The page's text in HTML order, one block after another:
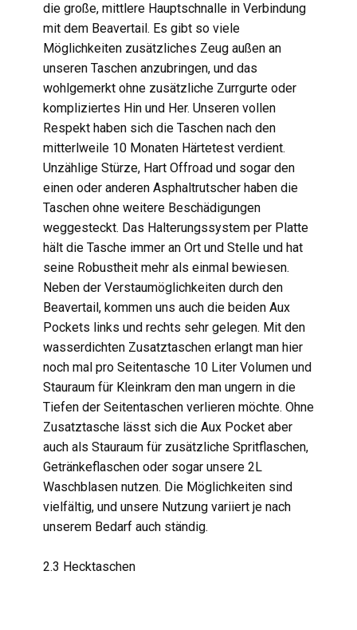
die große, mittlere Hauptschnalle in Verbindung
mit dem Beavertail. Es gibt so viele
Möglichkeiten zusätzliches Zeug außen an
unseren Taschen anzubringen, und das
wohlgemerkt ohne zusätzliche Zurrgurte oder
kompliziertes Hin und Her. Unseren vollen
Respekt haben sich die Taschen nach den
mitterlweile 10 Monaten Härtetest verdient.
Unzählige Stürze, Hart Offroad und sogar den
einen oder anderen Asphaltrutscher haben die
Taschen ohne weitere Beschädigungen
weggesteckt. Das Halterungssystem per Platte
hält die Tasche immer an Ort und Stelle und hat
seine Robustheit mehr als einmal bewiesen.
Neben der Verstaumöglichkeiten durch den
Beavertail, kommen uns auch die beiden Aux
Pockets links und rechts sehr gelegen. Mit den
wasserdichten Zusatztaschen erlangt man hier
noch mal pro Seitentasche 10 Liter Volumen und
Stauraum für Kleinkram den man ungern in die
Tiefen der Seitentaschen verlieren möchte. Ohne
Zusatztasche lässt sich die Aux Pocket aber
auch als Stauraum für zusätzliche Spritflaschen,
Getränkeflaschen oder sogar unsere 2L
Waschblasen nutzen. Die Möglichkeiten sind
vielfältig, und unsere Nutzung variiert je nach
unserem Bedarf auch ständig.
2.3 Hecktaschen